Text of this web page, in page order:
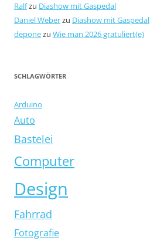
Ralfzu Diashow mit Gaspedal
Daniel Weberzu Diashow mit Gaspedal
deponezu Wie man 2026 gratuliert(e)
SCHLAGWÖRTER
Arduino
Auto
Bastelei
Computer
Design
Fahrrad
Fotografie